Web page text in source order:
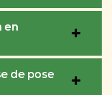
en
de pose